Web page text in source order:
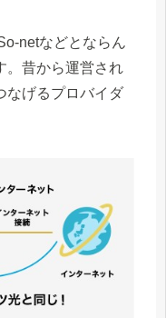
netなどとならん
。昔から運営され
なげるプロバイダ